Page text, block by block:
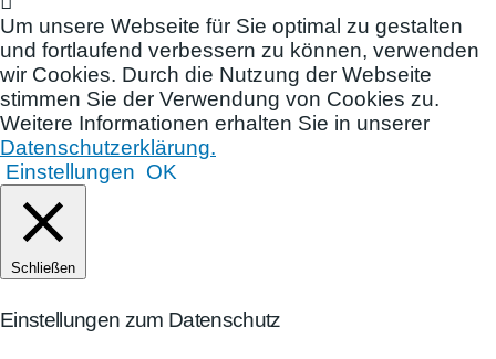
Um unsere Webseite für Sie optimal zu gestalten
und fortlaufend verbessern zu können, verwenden
wir Cookies. Durch die Nutzung der Webseite
stimmen Sie der Verwendung von Cookies zu.
Weitere Informationen erhalten Sie in unserer
Datenschutzerklärung.
Einstellungen OK
Schließen
Einstellungen zum Datenschutz